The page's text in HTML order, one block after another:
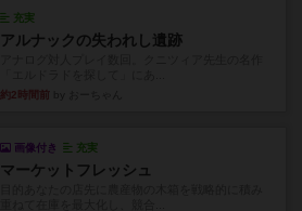
充実
アルナックの失われし遺跡
約2時間前
画像付き 充実
マーケットフレッシュ